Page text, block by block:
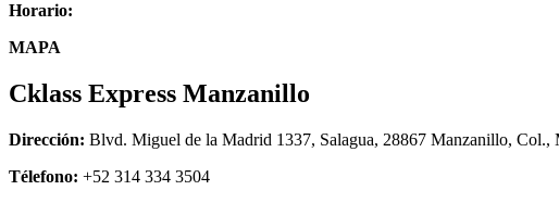
Horario:
MAPA
Cklass Express Manzanillo
Dirección: Blvd. Miguel de la Madrid 1337, Salagua, 28867 Manzanillo, Col.,
Télefono: +52 314 334 3504